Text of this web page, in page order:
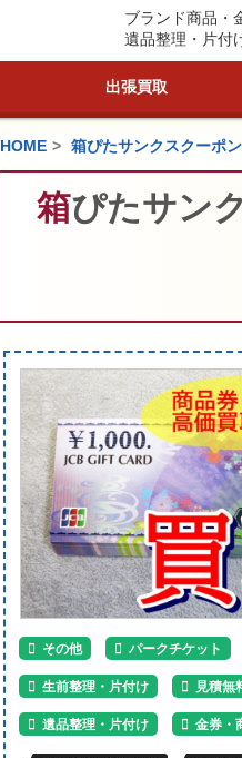
ブランド商品・
遺品整理・片付
出張買取
HOME 箱ぴたサンクスクーポ
箱ぴたサンクスクーポン 宿泊割引券の買取査定
その他 パークチケット
生前整理・片付け 見積無
遺品整理・片付け 金券・